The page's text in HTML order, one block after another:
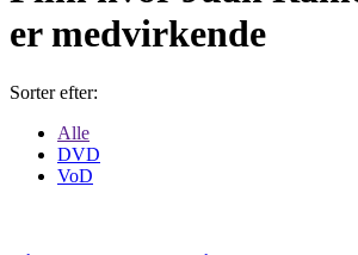
er medvirkende
Sorter efter:
Alle
DVD
VoD